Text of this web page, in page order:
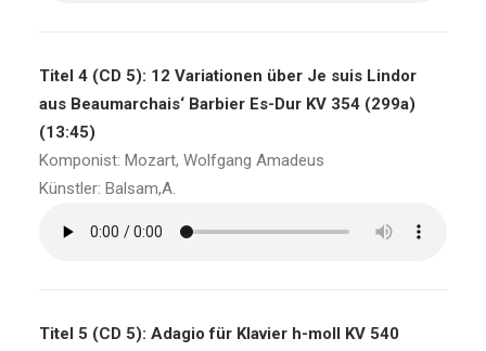
Titel 4 (CD 5): 12 Variationen über Je suis Lindor
aus Beaumarchais‘ Barbier Es-Dur KV 354 (299a)
(13:45)
Komponist: Mozart, Wolfgang Amadeus
Künstler: Balsam,A.
Titel 5 (CD 5): Adagio für Klavier h-moll KV 540